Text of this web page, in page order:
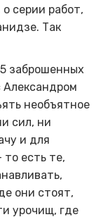
серии работ,
Так
заброшенных
Александром
необъятное
сил, ни
и для
есть те,
они стоят,
урочищ, где